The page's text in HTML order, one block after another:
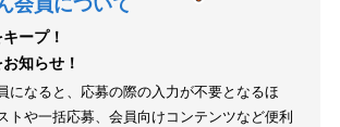
会員について
ープ！
知らせ！
になると、応募の際の入力が不要となるほ
トや一括応募、会員向けコンテンツなど便利